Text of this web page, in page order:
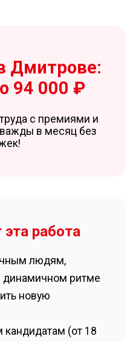
Дмитрове:
94 000 ₽
с премиями и
в месяц без
работа
людям,
динамичном ритме
новую
(от 18